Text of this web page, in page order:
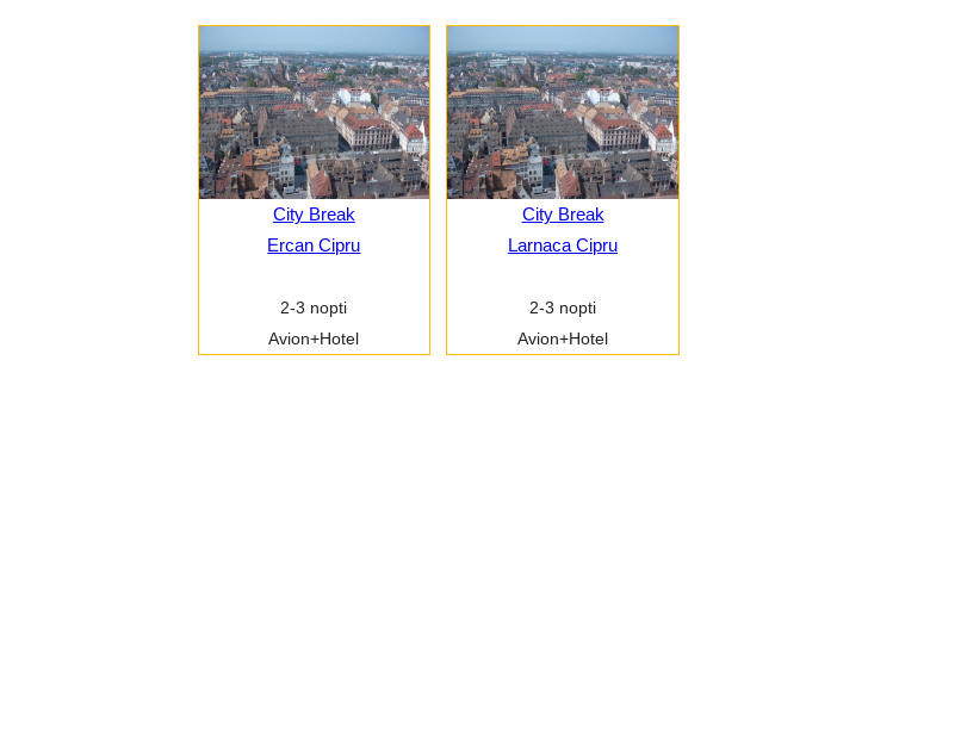
City Break
Ercan Cipru
2-3 nopti
Avion+Hotel
City Break
Larnaca Cipru
2-3 nopti
Avion+Hotel